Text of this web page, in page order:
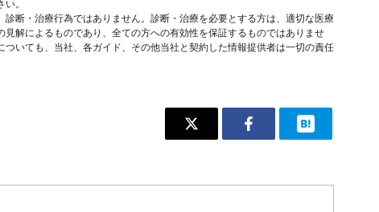
。
断・治療行為ではありません。診断・治療を必要とする方は、適切な医療
解によるものであり、全ての方への有効性を保証するものではありませ
いても、当社、各ガイド、その他当社と契約した情報提供者は一切の責任